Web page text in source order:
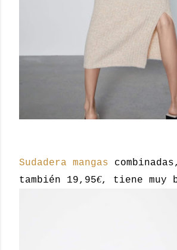
Sudadera mangas
también 19,95€, tiene muy